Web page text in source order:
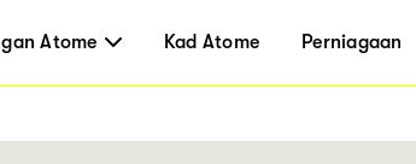
Atome Kad Atome Perniagaan